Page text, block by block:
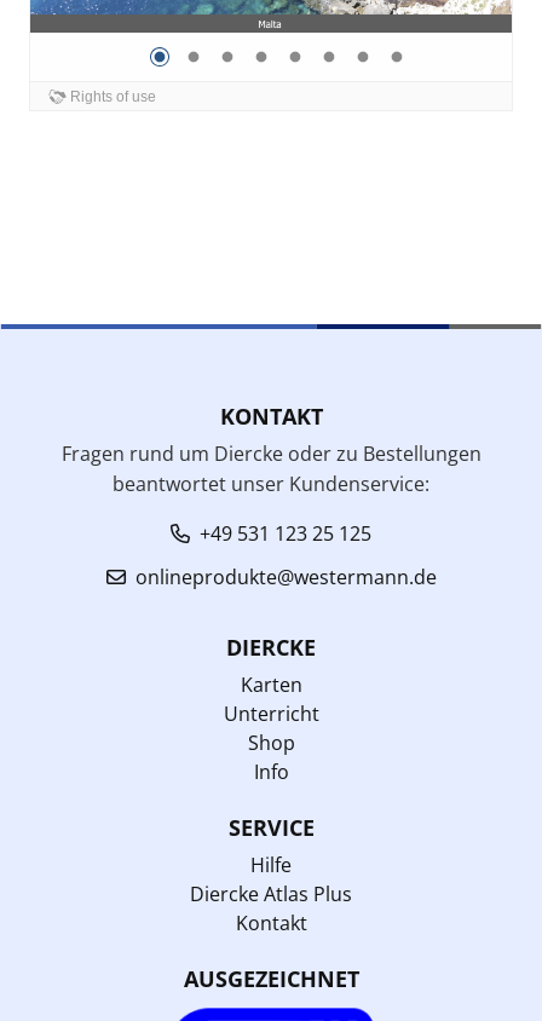
KONTAKT
Fragen rund um Diercke oder zu Bestellungen
beantwortet unser Kundenservice:
+49 531 123 25 125
onlineprodukte@westermann.de
DIERCKE
Karten
Unterricht
Shop
Info
SERVICE
Hilfe
Diercke Atlas Plus
Kontakt
AUSGEZEICHNET